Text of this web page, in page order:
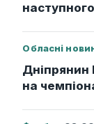
Обласні
Дніпрянин
на